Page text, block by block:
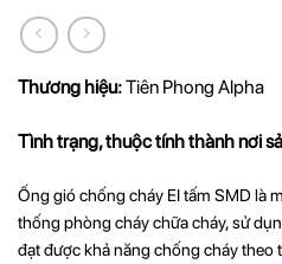
Thương hiệu:Tiên Phong Alpha
Tình trạng, thuộc tính thành nơi
Ống gió chống cháy EI tấm SMD là
thống phòng cháy chữa cháy, sử
đạt được khả năng chống cháy theo